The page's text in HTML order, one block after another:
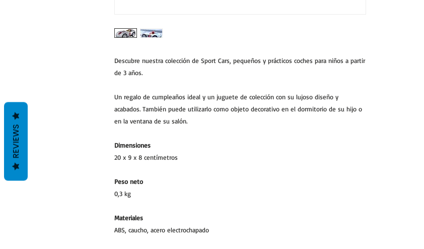
Descubre nuestra colección de Sport Cars, pequeños y prácticos coches para niños a partir
de 3 años.
Un regalo de cumpleaños ideal y un juguete de colección con su lujoso diseño y
acabados. También puede utilizarlo como objeto decorativo en el dormitorio de su hijo o
en la ventana de su salón.
Dimensiones
20 x 9 x 8 centímetros
Peso neto
0,3 kg
Materiales
ABS, caucho, acero electrochapado
REVIEWS